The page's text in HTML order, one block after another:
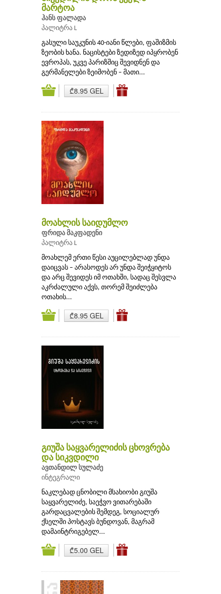
მარტოა
ჰანს ფალადა
პალიტრა L
გასული საუკუნის 40-იანი წლები, ფაშიზმის
ზეობის ხანა. ნაცისტები ზედიზედ იპყრობენ
ევროპას, უკვე პარიზშიც შევიდნენ და
გერმანელები ზეიმობენ – მათი...
₾8.95 GEL
მოახლის საიდუმლო
ფრიდა მაკფადენი
პალიტრა L
მოახლემ ერთი წესი აუცილებლად უნდა
დაიცვას – არასოდეს არ უნდა შეიჭყიტოს
და არც შევიდეს იმ ოთახში, სადაც შესვლა
აკრძალული აქვს, თორემ შეიძლება
ოთახის...
₾8.95 GEL
გიუშა საყვარელიძის ცხოვრება
და სიკვდილი
ავთანდილ სულაძე
ინტეგრალი
ნაკლებად ცნობილი მსახიობი გიუშა
საყვარელიძე, საეჭვო ვითარებაში
გარდაცვალების შემდეგ, სოციალურ
ქსელში პოსტავს ბუნდოვან, მაგრამ
დამაინტრიგებელ...
₾5.00 GEL